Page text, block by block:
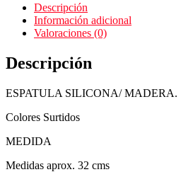
Descripción
Información adicional
Valoraciones (0)
Descripción
ESPATULA SILICONA/ MADERA.
Colores Surtidos
MEDIDA
Medidas aprox. 32 cms